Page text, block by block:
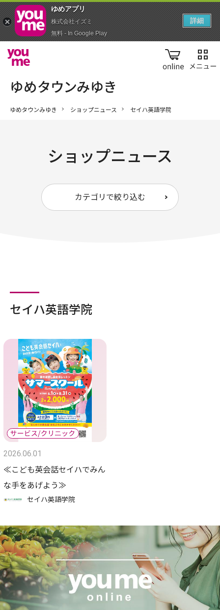
online
ゆめタウンみゆき ショップニュース セイハ英語学院
ショップニュース
カテゴリで絞り込む
セイハ英語学院
2026.06.01
≪こども英会話セイハでみん
な手をあげよう≫
セイハ英語学院
ゆめアプ‪リ‬
株式会社イズミ
無料 - In Google Play
詳細